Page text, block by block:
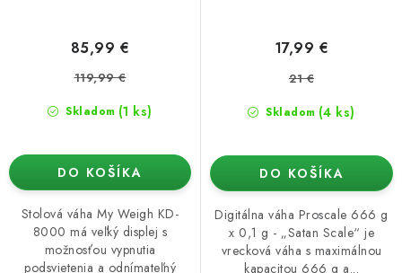
Skladom (1 ks)
85,99 €
119,99 €
DO KOŠÍKA
Stolová váha My Weigh KD-
8000 má veľký displej s
možnosťou vypnutia
podsvietenia a odnímateľný
Skladom (4 ks)
17,99 €
21 €
DO KOŠÍKA
Digitálna váha Proscale 666 g
x 0,1 g - „Satan Scale“ je
vrecková váha s maximálnou
kapacitou 666 g a...